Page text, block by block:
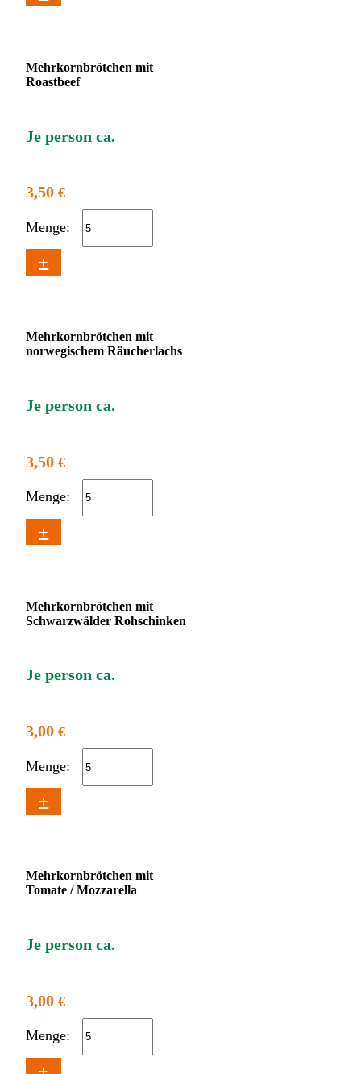
Mehrkornbrötchen mit
Roastbeef
Je person ca.
3,50€
Menge:
+
Mehrkornbrötchen mit
norwegischem Räucherlachs
Je person ca.
3,50€
Menge:
+
Mehrkornbrötchen mit
Schwarzwälder Rohschinken
Je person ca.
3,00€
Menge:
+
Mehrkornbrötchen mit
Tomate / Mozzarella
Je person ca.
3,00€
Menge:
+